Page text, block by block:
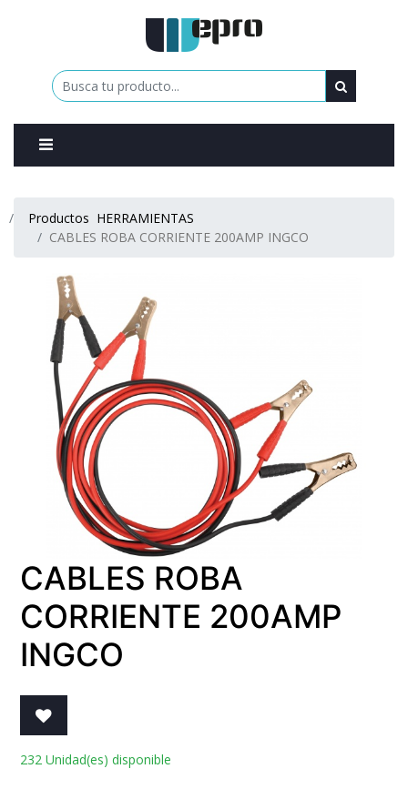
Productos HERRAMIENTAS
CABLES ROBA CORRIENTE 200AMP INGCO
CABLES ROBA
CORRIENTE 200AMP
INGCO
232 Unidad(es) disponible